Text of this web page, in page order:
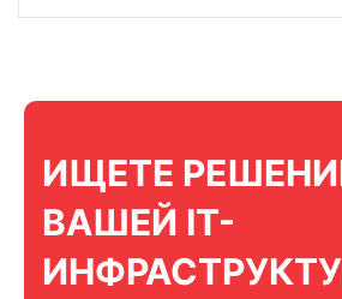
ИЩЕТЕ
ВАШЕЙ IT-